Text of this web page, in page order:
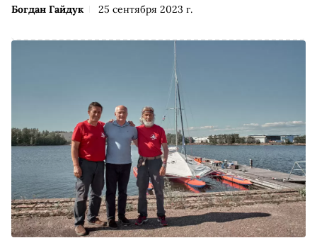
Богдан Гайдук 25 сентября 2023 г.